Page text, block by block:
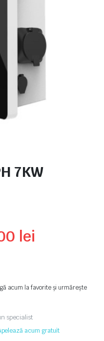
7KW
lei
acum la favorite și urmărește
specialist
acum gratuit